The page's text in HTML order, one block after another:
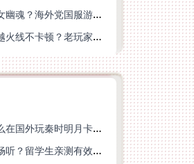
比利时怎么玩倩女幽魂？海外党国服游戏加速避坑指南（附实测推荐）
在欧洲怎么玩穿越火线不卡顿？老玩家亲测有效的加速器选择指南
海外党必看：怎么在国外玩秦时明月卡牌版？附豆瓣EZCast地区限制破解法
海外怎么听酷我畅听？留学生亲测有效的华语内容解锁指南